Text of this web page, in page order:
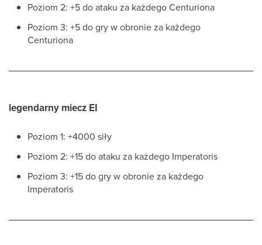
Poziom 2: +5 do ataku za każdego Centuriona
Poziom 3: +5 do gry w obronie za każdego
Centuriona
legendarny miecz EI
Poziom 1: +4000 siły
Poziom 2: +15 do ataku za każdego Imperatoris
Poziom 3: +15 do gry w obronie za każdego
Imperatoris